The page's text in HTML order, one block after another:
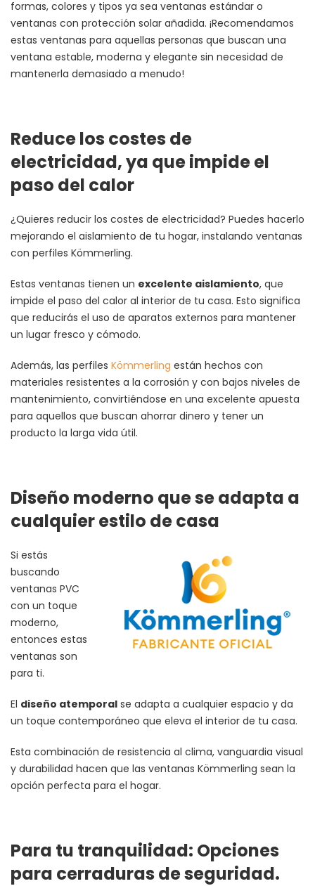
formas, colores y tipos ya sea ventanas estándar o
ventanas con protección solar añadida. ¡Recomendamos
estas ventanas para aquellas personas que buscan una
ventana estable, moderna y elegante sin necesidad de
mantenerla demasiado a menudo!
Reduce los costes de
electricidad, ya que impide el
paso del calor
¿Quieres reducir los costes de electricidad? Puedes hacerlo
mejorando el aislamiento de tu hogar, instalando ventanas
con perfiles Kömmerling.
Estas ventanas tienen un excelente aislamiento, que
impide el paso del calor al interior de tu casa. Esto significa
que reducirás el uso de aparatos externos para mantener
un lugar fresco y cómodo.
Además, las perfiles Kömmerling están hechos con
materiales resistentes a la corrosión y con bajos niveles de
mantenimiento, convirtiéndose en una excelente apuesta
para aquellos que buscan ahorrar dinero y tener un
producto la larga vida útil.
Diseño moderno que se adapta a
cualquier estilo de casa
Si estás
buscando
ventanas PVC
con un toque
moderno,
entonces estas
ventanas son
para ti.
El diseño atemporal se adapta a cualquier espacio y da
un toque contemporáneo que eleva el interior de tu casa.
Esta combinación de resistencia al clima, vanguardia visual
y durabilidad hacen que las ventanas Kömmerling sean la
opción perfecta para el hogar.
Para tu tranquilidad: Opciones
para cerraduras de seguridad.